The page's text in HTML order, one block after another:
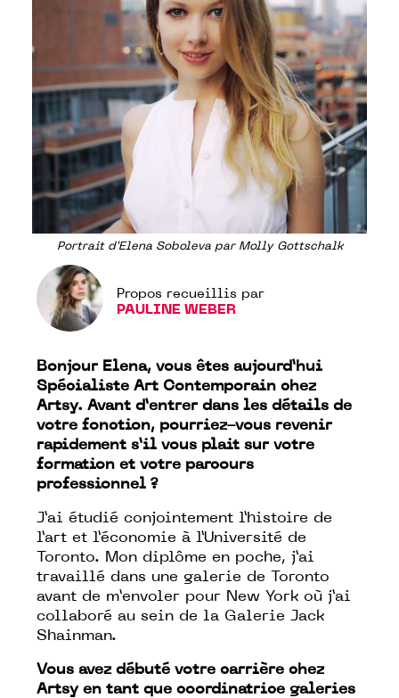
Portrait d'Elena Soboleva par Molly Gottschalk
Propos recueillis par
PAULINE WEBER
Bonjour Elena, vous êtes aujourd’hui
Spécialiste Art Contemporain chez
Artsy. Avant d’entrer dans les détails de
votre fonction, pourriez-vous revenir
rapidement s’il vous plait sur votre
formation et votre parcours
professionnel ?
J’ai étudié conjointement l’histoire de
l’art et l’économie à l’Université de
Toronto. Mon diplôme en poche, j’ai
travaillé dans une galerie de Toronto
avant de m’envoler pour New York où j’ai
collaboré au sein de la Galerie Jack
Shainman.
Vous avez débuté votre carrière chez
Artsy en tant que coordinatrice galeries